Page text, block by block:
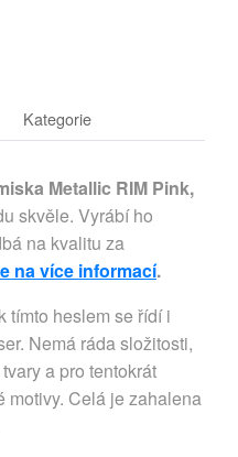
Kategorie
Metallic RIM Pink,
skvěle. Vyrábí ho
na kvalitu za
na více informací.
tímto heslem se řídí i
Nemá ráda složitosti,
a pro tentokrát
motivy. Celá je zahalena